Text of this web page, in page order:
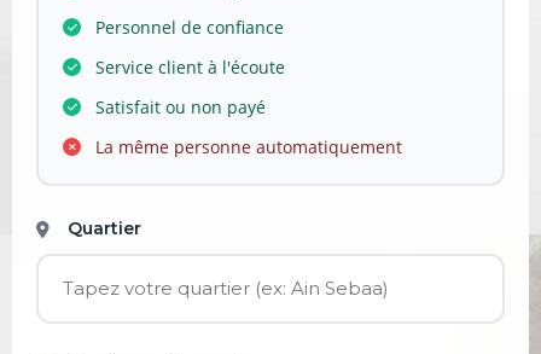
Personnel de confiance
Service client à l'écoute
Satisfait ou non payé
La même personne automatiquement
Quartier